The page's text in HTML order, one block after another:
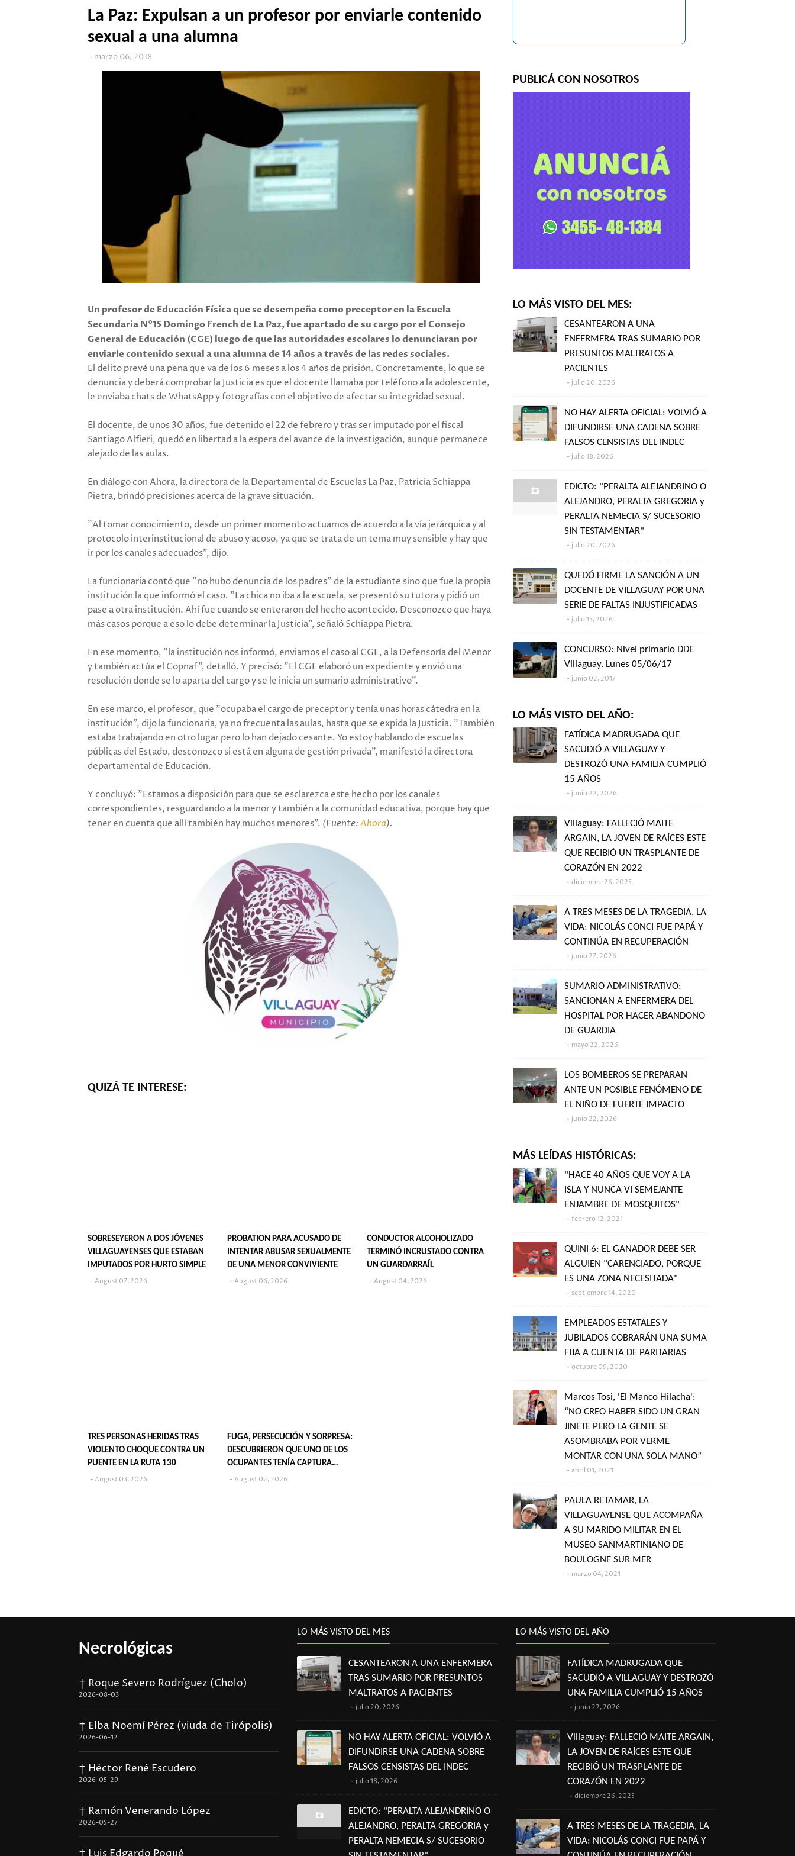
La Paz: Expulsan a un profesor por enviarle contenido
sexual a una alumna
marzo 06, 2018
Un profesor de Educación Física que se desempeña como preceptor en la Escuela
Secundaria N°15 Domingo French de La Paz, fue apartado de su cargo por el Consejo
General de Educación (CGE) luego de que las autoridades escolares lo denunciaran por
enviarle contenido sexual a una alumna de 14 años a través de las redes sociales.
El delito prevé una pena que va de los 6 meses a los 4 años de prisión. Concretamente, lo que se
denuncia y deberá comprobar la Justicia es que el docente llamaba por teléfono a la adolescente,
le enviaba chats de WhatsApp y fotografías con el objetivo de afectar su integridad sexual.
El docente, de unos 30 años, fue detenido el 22 de febrero y tras ser imputado por el fiscal
Santiago Alfieri, quedó en libertad a la espera del avance de la investigación, aunque permanece
alejado de las aulas.
En diálogo con Ahora, la directora de la Departamental de Escuelas La Paz, Patricia Schiappa
Pietra, brindó precisiones acerca de la grave situación.
"Al tomar conocimiento, desde un primer momento actuamos de acuerdo a la vía jerárquica y al
protocolo interinstitucional de abuso y acoso, ya que se trata de un tema muy sensible y hay que
ir por los canales adecuados", dijo.
La funcionaria contó que "no hubo denuncia de los padres" de la estudiante sino que fue la propia
institución la que informó el caso. "La chica no iba a la escuela, se presentó su tutora y pidió un
pase a otra institución. Ahí fue cuando se enteraron del hecho acontecido. Desconozco que haya
más casos porque a eso lo debe determinar la Justicia", señaló Schiappa Pietra.
En ese momento, "la institución nos informó, enviamos el caso al CGE, a la Defensoría del Menor
y también actúa el Copnaf", detalló. Y precisó: "El CGE elaboró un expediente y envió una
resolución donde se lo aparta del cargo y se le inicia un sumario administrativo".
En ese marco, el profesor, que "ocupaba el cargo de preceptor y tenía unas horas cátedra en la
institución", dijo la funcionaria, ya no frecuenta las aulas, hasta que se expida la Justicia. "También
estaba trabajando en otro lugar pero lo han dejado cesante. Yo estoy hablando de escuelas
públicas del Estado, desconozco si está en alguna de gestión privada", manifestó la directora
departamental de Educación.
Y concluyó: "Estamos a disposición para que se esclarezca este hecho por los canales
correspondientes, resguardando a la menor y también a la comunidad educativa, porque hay que
tener en cuenta que allí también hay muchos menores". (Fuente: Ahora).
QUIZÁ TE INTERESE:
SOBRESEYERON A DOS JÓVENES
VILLAGUAYENSES QUE ESTABAN
IMPUTADOS POR HURTO SIMPLE
August 07, 2026
PROBATION PARA ACUSADO DE
INTENTAR ABUSAR SEXUALMENTE
DE UNA MENOR CONVIVIENTE
August 06, 2026
CONDUCTOR ALCOHOLIZADO
TERMINÓ INCRUSTADO CONTRA
UN GUARDARRAÍL
August 04, 2026
TRES PERSONAS HERIDAS TRAS
VIOLENTO CHOQUE CONTRA UN
PUENTE EN LA RUTA 130
August 03, 2026
FUGA, PERSECUCIÓN Y SORPRESA:
DESCUBRIERON QUE UNO DE LOS
OCUPANTES TENÍA CAPTURA
VIGENTE
August 02, 2026
PUBLICÁ CON NOSOTROS
LO MÁS VISTO DEL MES:
CESANTEARON A UNA
ENFERMERA TRAS SUMARIO POR
PRESUNTOS MALTRATOS A
PACIENTES
julio 20, 2026
NO HAY ALERTA OFICIAL: VOLVIÓ A
DIFUNDIRSE UNA CADENA SOBRE
FALSOS CENSISTAS DEL INDEC
julio 18, 2026
EDICTO: "PERALTA ALEJANDRINO O
ALEJANDRO, PERALTA GREGORIA y
PERALTA NEMECIA S/ SUCESORIO
SIN TESTAMENTAR"
julio 20, 2026
QUEDÓ FIRME LA SANCIÓN A UN
DOCENTE DE VILLAGUAY POR UNA
SERIE DE FALTAS INJUSTIFICADAS
julio 15, 2026
CONCURSO: Nivel primario DDE
Villaguay. Lunes 05/06/17
junio 02, 2017
LO MÁS VISTO DEL AÑO:
FATÍDICA MADRUGADA QUE
SACUDIÓ A VILLAGUAY Y
DESTROZÓ UNA FAMILIA CUMPLIÓ
15 AÑOS
junio 22, 2026
Villaguay: FALLECIÓ MAITE
ARGAIN, LA JOVEN DE RAÍCES ESTE
QUE RECIBIÓ UN TRASPLANTE DE
CORAZÓN EN 2022
diciembre 26, 2025
A TRES MESES DE LA TRAGEDIA, LA
VIDA: NICOLÁS CONCI FUE PAPÁ Y
CONTINÚA EN RECUPERACIÓN
junio 27, 2026
SUMARIO ADMINISTRATIVO:
SANCIONAN A ENFERMERA DEL
HOSPITAL POR HACER ABANDONO
DE GUARDIA
mayo 22, 2026
LOS BOMBEROS SE PREPARAN
ANTE UN POSIBLE FENÓMENO DE
EL NIÑO DE FUERTE IMPACTO
junio 22, 2026
MÁS LEÍDAS HISTÓRICAS:
"HACE 40 AÑOS QUE VOY A LA
ISLA Y NUNCA VI SEMEJANTE
ENJAMBRE DE MOSQUITOS"
febrero 12, 2021
QUINI 6: EL GANADOR DEBE SER
ALGUIEN "CARENCIADO, PORQUE
ES UNA ZONA NECESITADA"
septiembre 14, 2020
EMPLEADOS ESTATALES Y
JUBILADOS COBRARÁN UNA SUMA
FIJA A CUENTA DE PARITARIAS
octubre 09, 2020
Marcos Tosi, 'El Manco Hilacha':
“NO CREO HABER SIDO UN GRAN
JINETE PERO LA GENTE SE
ASOMBRABA POR VERME
MONTAR CON UNA SOLA MANO”
abril 01, 2021
PAULA RETAMAR, LA
VILLAGUAYENSE QUE ACOMPAÑA
A SU MARIDO MILITAR EN EL
MUSEO SANMARTINIANO DE
BOULOGNE SUR MER
marzo 04, 2021
Necrológicas
† Roque Severo Rodríguez (Cholo)
2026-08-03
† Elba Noemí Pérez (viuda de Tirópolis)
2026-06-12
† Héctor René Escudero
2026-05-29
† Ramón Venerando López
2026-05-27
LO MÁS VISTO DEL MES
CESANTEARON A UNA ENFERMERA
TRAS SUMARIO POR PRESUNTOS
MALTRATOS A PACIENTES
julio 20, 2026
NO HAY ALERTA OFICIAL: VOLVIÓ A
DIFUNDIRSE UNA CADENA SOBRE
FALSOS CENSISTAS DEL INDEC
julio 18, 2026
EDICTO: "PERALTA ALEJANDRINO O
ALEJANDRO, PERALTA GREGORIA y
PERALTA NEMECIA S/ SUCESORIO
LO MÁS VISTO DEL AÑO
FATÍDICA MADRUGADA QUE
SACUDIÓ A VILLAGUAY Y DESTROZÓ
UNA FAMILIA CUMPLIÓ 15 AÑOS
junio 22, 2026
Villaguay: FALLECIÓ MAITE ARGAIN,
LA JOVEN DE RAÍCES ESTE QUE
RECIBIÓ UN TRASPLANTE DE
CORAZÓN EN 2022
diciembre 26, 2025
A TRES MESES DE LA TRAGEDIA, LA
VIDA: NICOLÁS CONCI FUE PAPÁ Y